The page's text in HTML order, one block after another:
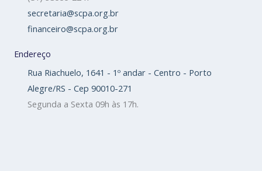
secretaria@scpa.org.br
financeiro@scpa.org.br
Endereço
Rua Riachuelo, 1641 - 1º andar - Centro - Porto
Alegre/RS - Cep 90010-271
Segunda a Sexta 09h às 17h.